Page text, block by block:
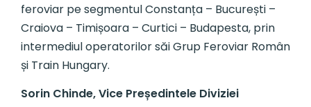
feroviar pe segmentul Constanța – București –
Craiova – Timișoara – Curtici – Budapesta, prin
intermediul operatorilor săi Grup Feroviar Român
și Train Hungary.
Sorin Chinde, Vice Președintele Diviziei